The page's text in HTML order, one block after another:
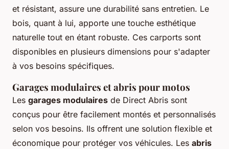
et résistant, assure une durabilité sans entretien. Le
bois, quant à lui, apporte une touche esthétique
naturelle tout en étant robuste. Ces carports sont
disponibles en plusieurs dimensions pour s'adapter
à vos besoins spécifiques.
Garages modulaires et abris pour motos
Les garages modulaires de Direct Abris sont
conçus pour être facilement montés et personnalisés
selon vos besoins. Ils offrent une solution flexible et
économique pour protéger vos véhicules. Les abris